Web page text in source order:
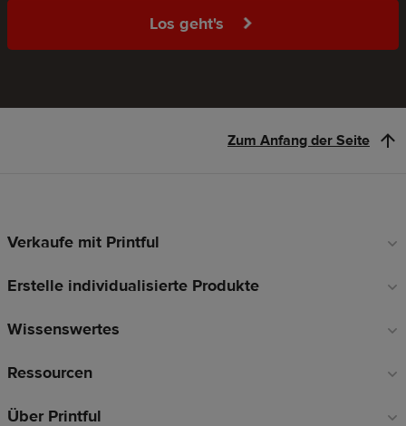
Los geht's
Zum Anfang der Seite
Fußzeilen-
Verkaufe mit Printful
Erstelle individualisierte Produkte
Wissenswertes
Ressourcen
Über Printful